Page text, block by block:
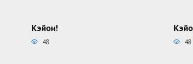
Кэйон!
48 48